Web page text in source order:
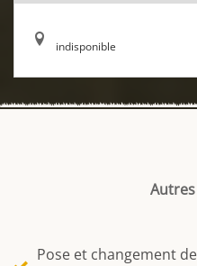
indisponible
Pose et changement